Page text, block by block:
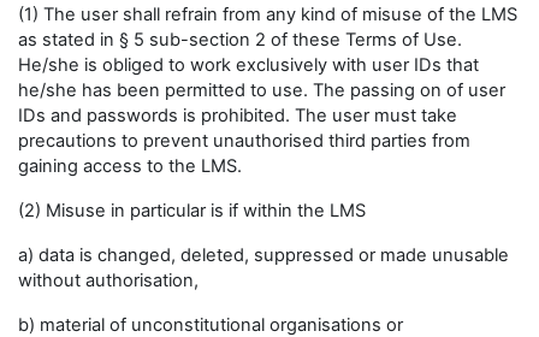
(1) The user shall refrain from any kind of misuse of the LMS
as stated in § 5 sub-section 2 of these Terms of Use.
He/she is obliged to work exclusively with user IDs that
he/she has been permitted to use. The passing on of user
IDs and passwords is prohibited. The user must take
precautions to prevent unauthorised third parties from
gaining access to the LMS.
(2) Misuse in particular is if within the LMS
a) data is changed, deleted, suppressed or made unusable
without authorisation,
b) material of unconstitutional organisations or